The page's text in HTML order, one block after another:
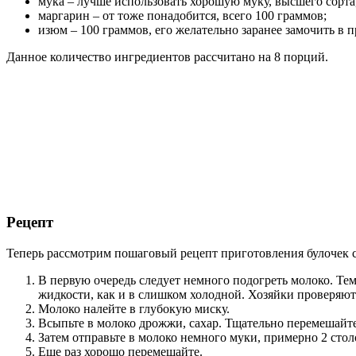
маргарин – от тоже понадобится, всего 100 граммов;
изюм – 100 граммов, его желательно заранее замочить в
Данное количество ингредиентов рассчитано на 8 порций.
Рецепт
Теперь рассмотрим пошаговый рецепт приготовления булочек
В первую очередь следует немного подогреть молоко.
жидкости, как и в слишком холодной. Хозяйки проверяют
Молоко налейте в глубокую миску.
Всыпьте в молоко дрожжи, сахар. Тщательно
Затем отправьте в молоко немного муки, примерно 2
Еще раз хорошо перемешайте.